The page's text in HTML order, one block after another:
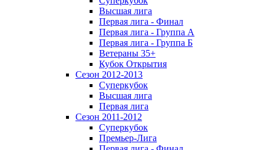
Высшая лига
Первая лига - Финал
Первая лига - Группа А
Первая лига - Группа Б
Ветераны 35+
Кубок Открытия
Сезон 2012-2013
Суперкубок
Высшая лига
Первая лига
Сезон 2011-2012
Суперкубок
Премьер-Лига